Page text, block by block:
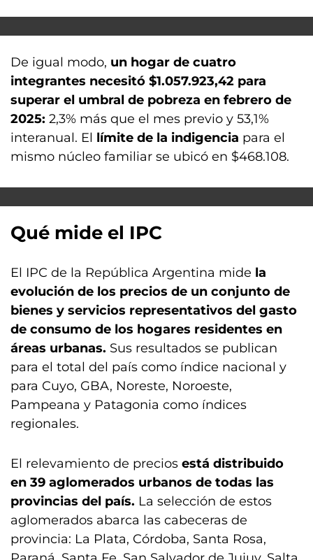
De igual modo, un hogar de cuatro
integrantes necesitó $1.057.923,42 para
superar el umbral de pobreza en febrero de
2025: 2,3% más que el mes previo y 53,1%
interanual. El límite de la indigencia para el
mismo núcleo familiar se ubicó en $468.108.
Qué mide el IPC
El IPC de la República Argentina mide la
evolución de los precios de un conjunto de
bienes y servicios representativos del gasto
de consumo de los hogares residentes en
áreas urbanas. Sus resultados se publican
para el total del país como índice nacional y
para Cuyo, GBA, Noreste, Noroeste,
Pampeana y Patagonia como índices
regionales.
El relevamiento de precios está distribuido
en 39 aglomerados urbanos de todas las
provincias del país. La selección de estos
aglomerados abarca las cabeceras de
provincia: La Plata, Córdoba, Santa Rosa,